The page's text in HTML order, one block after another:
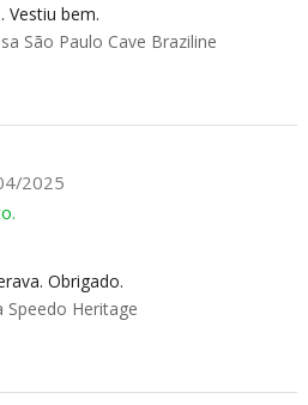
Vestiu bem.
São Paulo Cave Braziline
2025
Obrigado.
Speedo Heritage